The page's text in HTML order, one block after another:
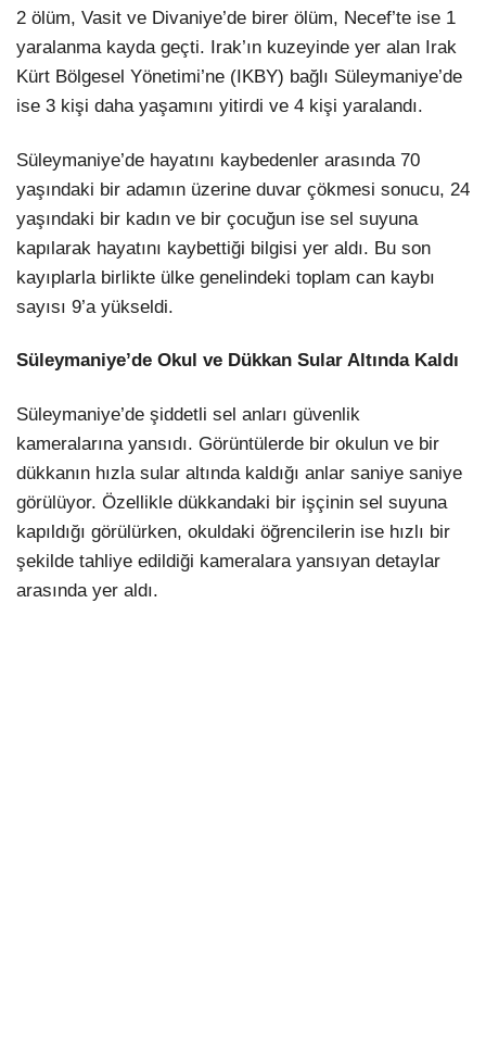
2 ölüm, Vasit ve Divaniye’de birer ölüm, Necef’te ise 1
yaralanma kayda geçti. Irak’ın kuzeyinde yer alan Irak
Kürt Bölgesel Yönetimi’ne (IKBY) bağlı Süleymaniye’de
ise 3 kişi daha yaşamını yitirdi ve 4 kişi yaralandı.
Süleymaniye’de hayatını kaybedenler arasında 70
yaşındaki bir adamın üzerine duvar çökmesi sonucu, 24
yaşındaki bir kadın ve bir çocuğun ise sel suyuna
kapılarak hayatını kaybettiği bilgisi yer aldı. Bu son
kayıplarla birlikte ülke genelindeki toplam can kaybı
sayısı 9’a yükseldi.
Süleymaniye’de Okul ve Dükkan Sular Altında Kaldı
Süleymaniye’de şiddetli sel anları güvenlik
kameralarına yansıdı. Görüntülerde bir okulun ve bir
dükkanın hızla sular altında kaldığı anlar saniye saniye
görülüyor. Özellikle dükkandaki bir işçinin sel suyuna
kapıldığı görülürken, okuldaki öğrencilerin ise hızlı bir
şekilde tahliye edildiği kameralara yansıyan detaylar
arasında yer aldı.